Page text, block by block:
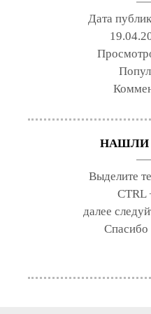
Дата
НАШЛИ
Выделите
CTRL
далее
Спасибо